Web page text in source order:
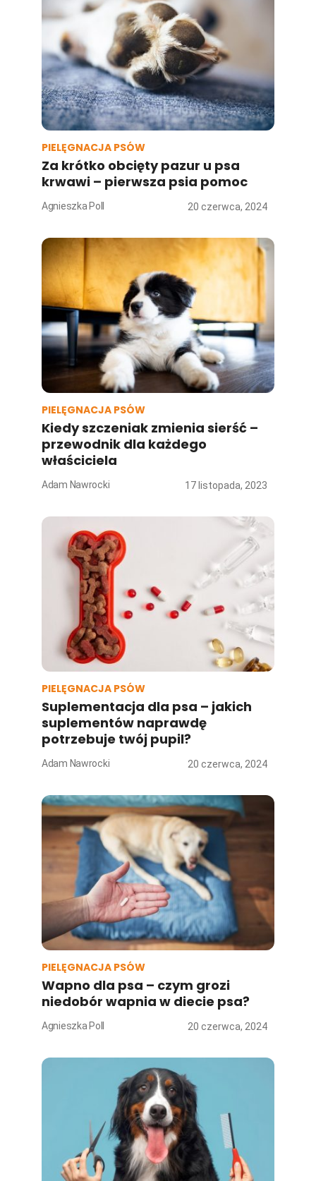
PIELĘGNACJA PSÓW
Za krótko obcięty pazur u psa
krwawi – pierwsza psia pomoc
Agnieszka Poll 20 czerwca, 2024
PIELĘGNACJA PSÓW
Kiedy szczeniak zmienia sierść –
przewodnik dla każdego
właściciela
Adam Nawrocki 17 listopada, 2023
PIELĘGNACJA PSÓW
Suplementacja dla psa – jakich
suplementów naprawdę
potrzebuje twój pupil?
Adam Nawrocki 20 czerwca, 2024
PIELĘGNACJA PSÓW
Wapno dla psa – czym grozi
niedobór wapnia w diecie psa?
Agnieszka Poll 20 czerwca, 2024